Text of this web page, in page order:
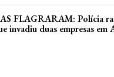
FLAGRARAM: Polícia
invadiu duas empresas em